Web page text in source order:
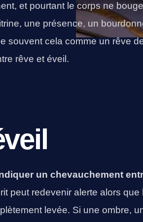
et pourtant le corps ne
une présence, un
souvent cela comme un rêve
rêve et éveil.
un chevauchement
peut redevenir alerte alors que
levée. Si une ombre,